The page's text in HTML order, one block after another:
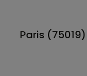
Paris (75019)